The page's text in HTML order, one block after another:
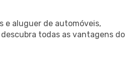
e aluguer de automóveis,
todas as vantagens do